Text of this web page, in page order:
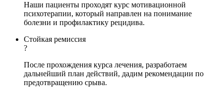
Наши пациенты проходят курс мотивационной
психотерапии, который направлен на понимание
болезни и профилактику рецидива.
Стойкая ремиссия
?
После прохождения курса лечения, разработаем
дальнейший план действий, дадим рекомендации по
предотвращению срыва.